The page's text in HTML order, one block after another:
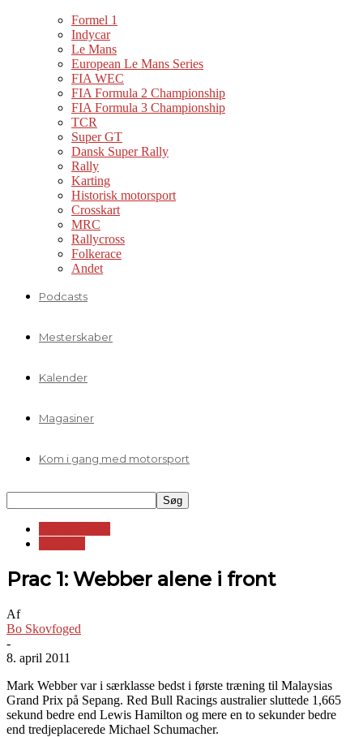
Formel 1
Indycar
Le Mans
European Le Mans Series
FIA WEC
FIA Formula 2 Championship
FIA Formula 3 Championship
TCR
Super GT
Dansk Super Rally
Rally
Karting
Historisk motorsport
Crosskart
MRC
Rallycross
Folkerace
Andet
Podcasts
Mesterskaber
Kalender
Magasiner
Kom i gang med motorsport
Prac 1: Webber alene i front
Af
Bo Skovfoged
-
8. april 2011
Mark Webber var i særklasse bedst i første træning til Malaysias
Grand Prix på Sepang. Red Bull Racings australier sluttede 1,665
sekund bedre end Lewis Hamilton og mere en to sekunder bedre
end tredjeplacerede Michael Schumacher.